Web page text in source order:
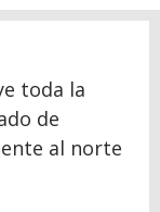
toda la
de
al norte